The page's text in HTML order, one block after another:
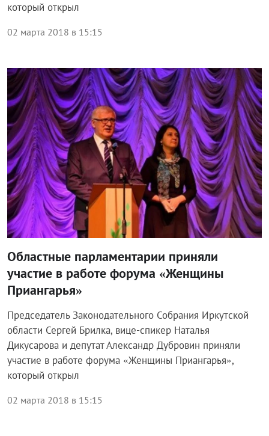
который открыл
02 марта 2018 в 15:15
Блог Законодательного собрания
Областные парламентарии приняли
участие в работе форума «Женщины
Приангарья»
Председатель Законодательного Собрания Иркутской
области Сергей Брилка, вице-спикер Наталья
Дикусарова и депутат Александр Дубровин приняли
участие в работе форума «Женщины Приангарья»,
который открыл
02 марта 2018 в 15:15